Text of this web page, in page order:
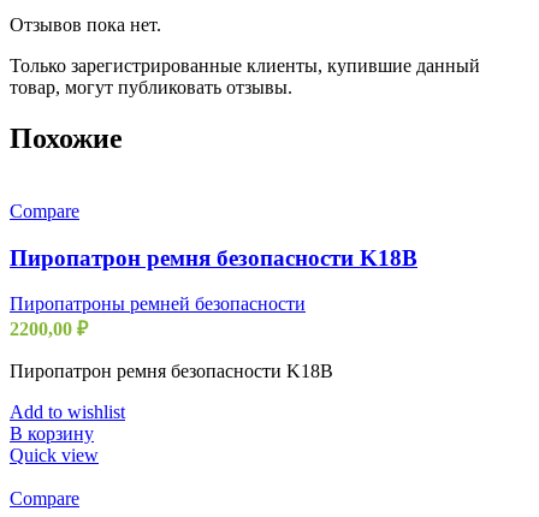
Отзывов пока нет.
Только зарегистрированные клиенты, купившие данный
товар, могут публиковать отзывы.
Похожие
Compare
Пиропатрон ремня безопасности K18B
Пиропатроны ремней безопасности
2200,00 ₽
Пиропатрон ремня безопасности K18B
Add to wishlist
В корзину
Quick view
Compare